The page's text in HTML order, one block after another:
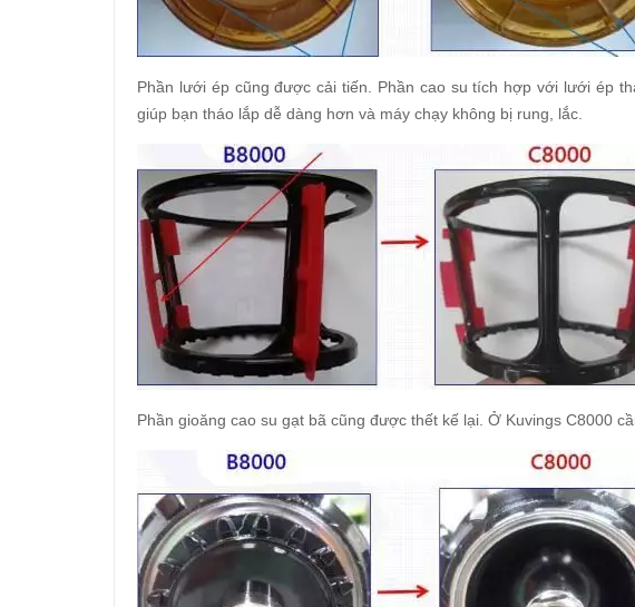
Phần lưới ép cũng được cải tiến. Phần cao su tích hợp với lưới ép
giúp bạn tháo lắp dễ dàng hơn và máy chạy không bị rung, lắc.
Phần gioăng cao su gạt bã cũng được thết kế lại. Ở Kuvings C8000